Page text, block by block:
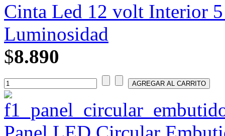
Cinta Led 12 volt Interior
Luminosidad
$8.890